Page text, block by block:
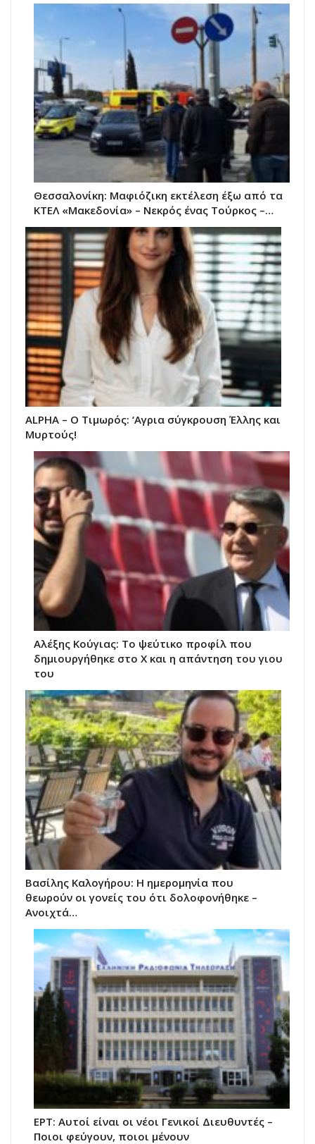
Θεσσαλονίκη: Μαφιόζικη εκτέλεση έξω από τα
ΚΤΕΛ «Μακεδονία» – Νεκρός ένας Τούρκος –…
ALPHA – Ο Τιμωρός: ‘Αγρια σύγκρουση Έλλης και
Μυρτούς!
Αλέξης Κούγιας: Το ψεύτικο προφίλ που
δημιουργήθηκε στο X και η απάντηση του γιου
του
Βασίλης Καλογήρου: Η ημερομηνία που
θεωρούν οι γονείς του ότι δολοφονήθηκε –
Ανοιχτά…
ΕΡΤ: Αυτοί είναι οι νέοι Γενικοί Διευθυντές –
Ποιοι φεύγουν, ποιοι μένουν